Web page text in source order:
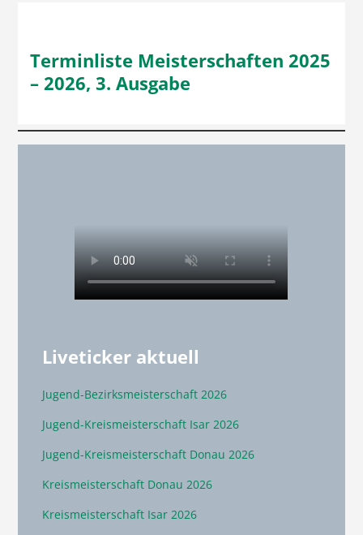
Terminliste Meisterschaften 2025
– 2026, 3. Ausgabe
Liveticker aktuell
Jugend-Bezirksmeisterschaft 2026
Jugend-Kreismeisterschaft Isar 2026
Jugend-Kreismeisterschaft Donau 2026
Kreismeisterschaft Donau 2026
Kreismeisterschaft Isar 2026